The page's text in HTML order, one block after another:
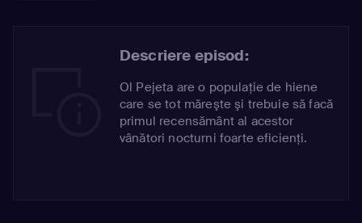
Descriere episod:
Ol Pejeta are o populaţie de hiene
care se tot măreşte şi trebuie să facă
primul recensământ al acestor
vânători nocturni foarte eficienţi.